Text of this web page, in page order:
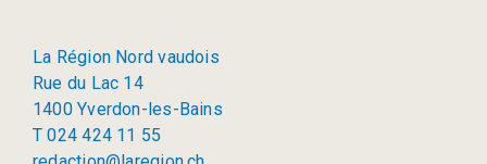
La Région Nord vaudois
Rue du Lac 14
1400 Yverdon-les-Bains
T 024 424 11 55